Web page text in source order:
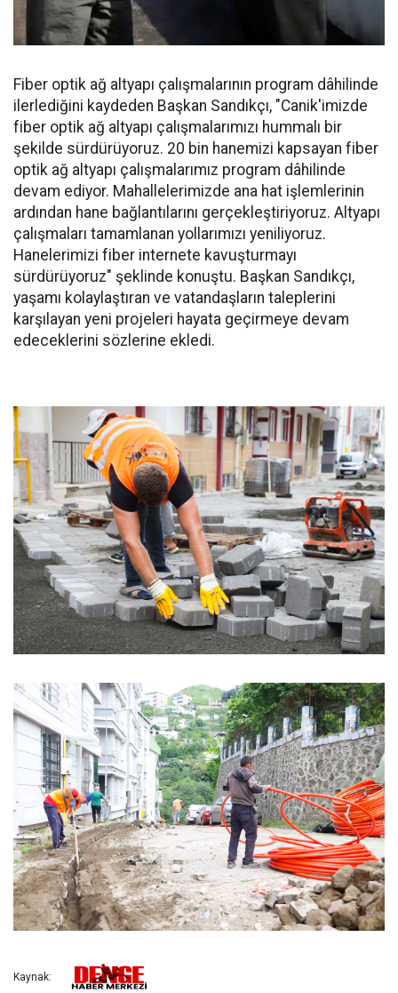
Fiber optik ağ altyapı çalışmalarının program dâhilinde
ilerlediğini kaydeden Başkan Sandıkçı, "Canik'imizde
fiber optik ağ altyapı çalışmalarımızı hummalı bir
şekilde sürdürüyoruz. 20 bin hanemizi kapsayan fiber
optik ağ altyapı çalışmalarımız program dâhilinde
devam ediyor. Mahallelerimizde ana hat işlemlerinin
ardından hane bağlantılarını gerçekleştiriyoruz. Altyapı
çalışmaları tamamlanan yollarımızı yeniliyoruz.
Hanelerimizi fiber internete kavuşturmayı
sürdürüyoruz" şeklinde konuştu. Başkan Sandıkçı,
yaşamı kolaylaştıran ve vatandaşların taleplerini
karşılayan yeni projeleri hayata geçirmeye devam
edeceklerini sözlerine ekledi.
Kaynak: